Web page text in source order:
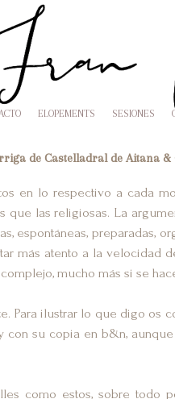
ELOPEMENTS SESIONES
de Castelladral de Aitana
en lo respectivo a cada
que las religiosas. La
espontáneas, preparadas,
más atento a la
mucho más si se
Para ilustrar lo que digo
su copia en b&n,
como estos, sobre